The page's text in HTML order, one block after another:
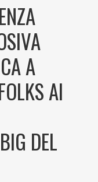
A
AI
DEL